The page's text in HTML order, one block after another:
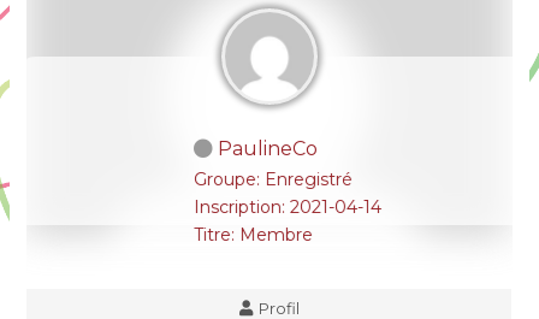
PaulineCo
Groupe: Enregistré
Inscription: 2021-04-14
Titre: Membre
Profil